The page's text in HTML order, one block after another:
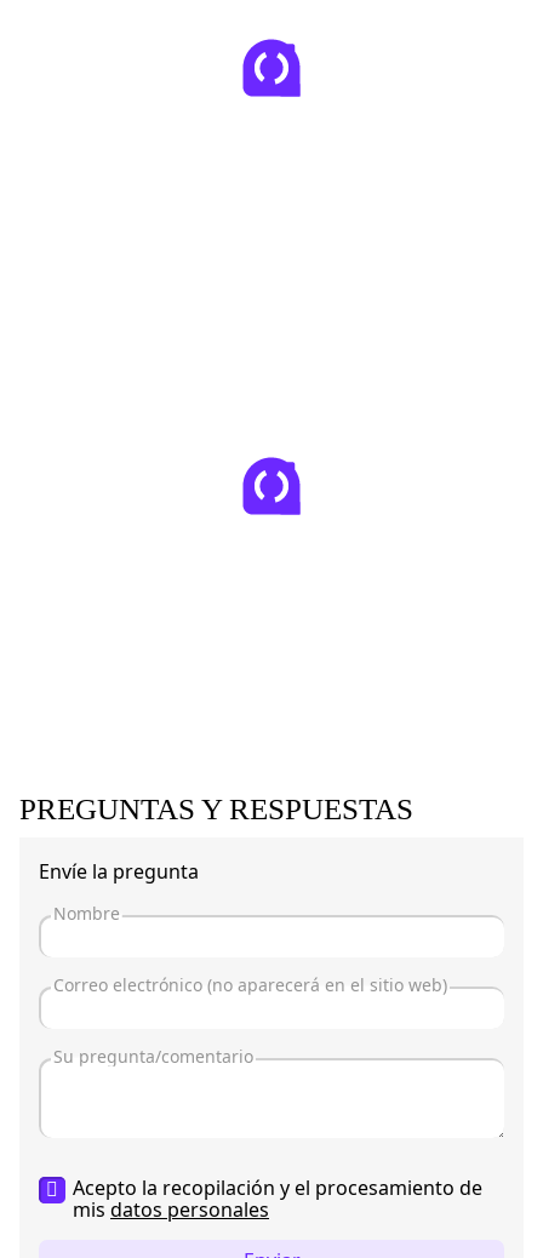
PREGUNTAS Y RESPUESTAS
Envíe la pregunta
Acepto la recopilación y el procesamiento de
mis datos personales